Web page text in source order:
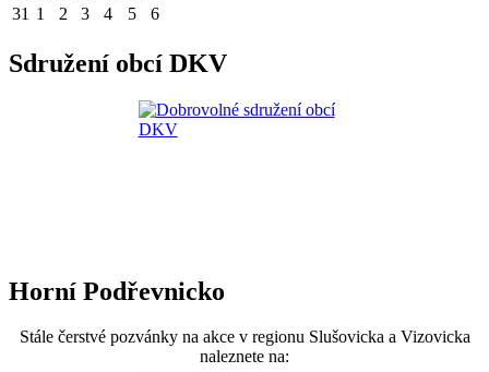
31 1 2 3 4 5 6
Sdružení obcí DKV
Horní Podřevnicko
Stále čerstvé pozvánky na akce v regionu Slušovicka a Vizovicka
naleznete na: